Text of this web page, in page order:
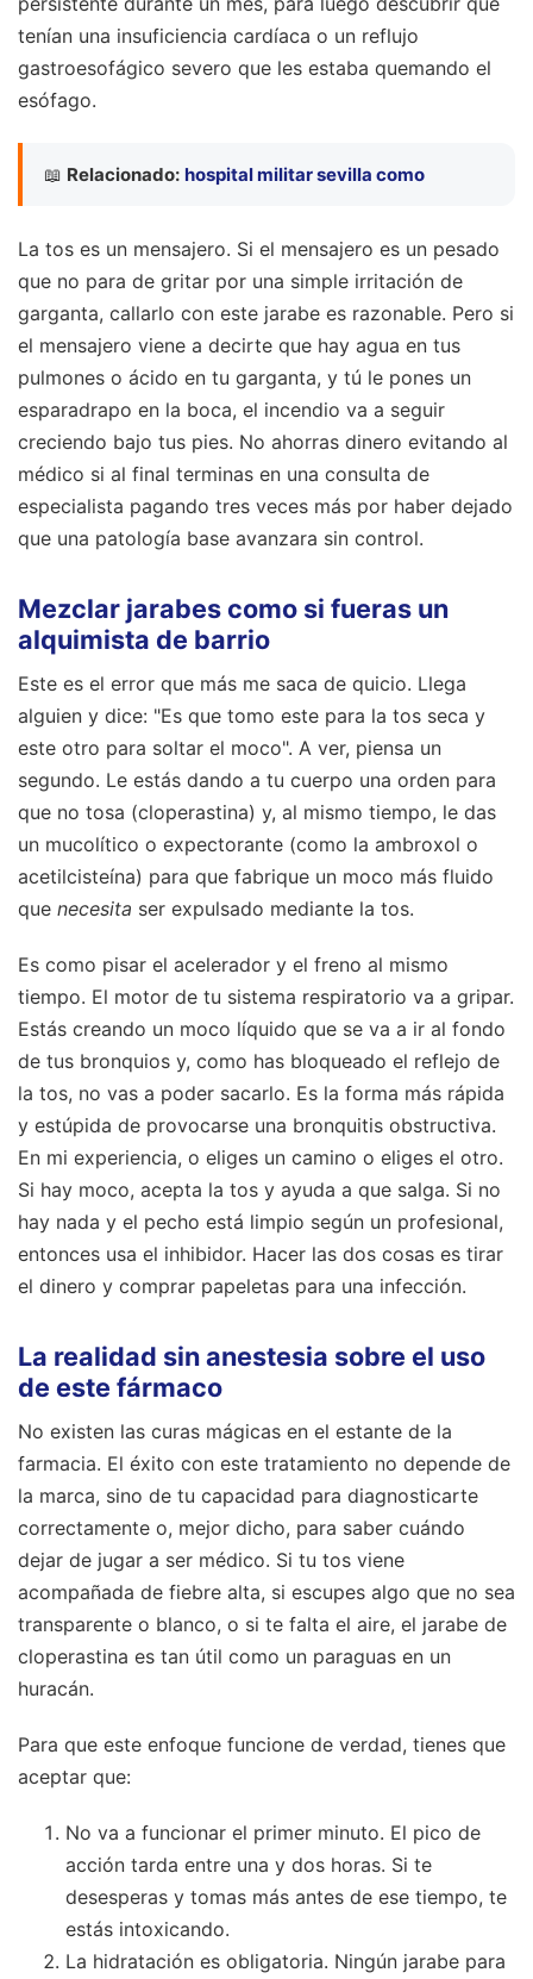
tenían una insuficiencia cardíaca o un reflujo
gastroesofágico severo que les estaba quemando el
esófago.
📖 Relacionado: hospital militar sevilla como
La tos es un mensajero. Si el mensajero es un pesado
que no para de gritar por una simple irritación de
garganta, callarlo con este jarabe es razonable. Pero si
el mensajero viene a decirte que hay agua en tus
pulmones o ácido en tu garganta, y tú le pones un
esparadrapo en la boca, el incendio va a seguir
creciendo bajo tus pies. No ahorras dinero evitando al
médico si al final terminas en una consulta de
especialista pagando tres veces más por haber dejado
que una patología base avanzara sin control.
Mezclar jarabes como si fueras un
alquimista de barrio
Este es el error que más me saca de quicio. Llega
alguien y dice: "Es que tomo este para la tos seca y
este otro para soltar el moco". A ver, piensa un
segundo. Le estás dando a tu cuerpo una orden para
que no tosa (cloperastina) y, al mismo tiempo, le das
un mucolítico o expectorante (como la ambroxol o
acetilcisteína) para que fabrique un moco más fluido
que necesita ser expulsado mediante la tos.
Es como pisar el acelerador y el freno al mismo
tiempo. El motor de tu sistema respiratorio va a gripar.
Estás creando un moco líquido que se va a ir al fondo
de tus bronquios y, como has bloqueado el reflejo de
la tos, no vas a poder sacarlo. Es la forma más rápida
y estúpida de provocarse una bronquitis obstructiva.
En mi experiencia, o eliges un camino o eliges el otro.
Si hay moco, acepta la tos y ayuda a que salga. Si no
hay nada y el pecho está limpio según un profesional,
entonces usa el inhibidor. Hacer las dos cosas es tirar
el dinero y comprar papeletas para una infección.
La realidad sin anestesia sobre el uso
de este fármaco
No existen las curas mágicas en el estante de la
farmacia. El éxito con este tratamiento no depende de
la marca, sino de tu capacidad para diagnosticarte
correctamente o, mejor dicho, para saber cuándo
dejar de jugar a ser médico. Si tu tos viene
acompañada de fiebre alta, si escupes algo que no sea
transparente o blanco, o si te falta el aire, el jarabe de
cloperastina es tan útil como un paraguas en un
huracán.
Para que este enfoque funcione de verdad, tienes que
aceptar que:
No va a funcionar el primer minuto. El pico de
acción tarda entre una y dos horas. Si te
desesperas y tomas más antes de ese tiempo, te
estás intoxicando.
La hidratación es obligatoria. Ningún jarabe para